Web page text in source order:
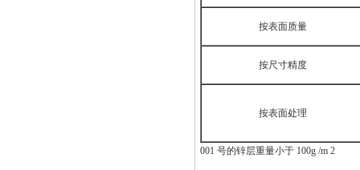
按表面质量
按尺寸精度
按表面处理
001 号的锌层重量小于 100g /m 2